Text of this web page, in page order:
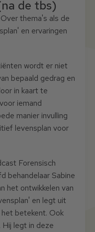
de tbs)
thema's als de
en ervaringen
wordt er niet
bepaald gedrag en
in kaart te
iemand
manier invulling
levensplan voor
Forensisch
behandelaar Sabine
het ontwikkelen van
en legt uit
betekent. Ook
legt in deze